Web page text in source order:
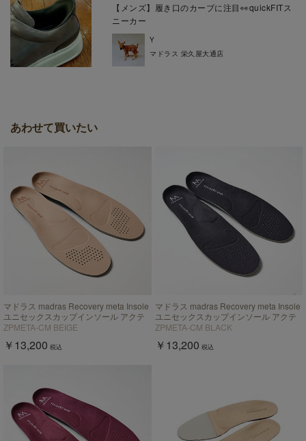
【メンズ】履き口のカーブに注目👀quickFITス
ニーカー
Y
マドラス 栄久屋大通店
あわせて買いたい
マドラス madras Recovery meta Insole
ユニセックスカップインソール アクテ
ィブタイプ【返品不可商品】
ZPMETA-CM BEIGE
￥13,200 税込
マドラス madras Recovery meta Insole
ユニセックスカップインソール アクテ
ィブタイプ【返品不可商品】
ZPMETA-CM BLACK
￥13,200 税込